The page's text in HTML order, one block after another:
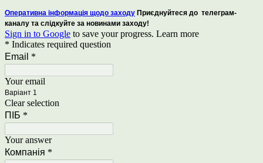
Оперативна інформація щодо заходу Приєднуйтеся до телеграм-
каналу та слідкуйте за новинами заходу!
Sign in to Google to save your progress. Learn more
* Indicates required question
Email *
Your email
Варіант 1
Clear selection
ПIБ *
Your answer
Компанія *